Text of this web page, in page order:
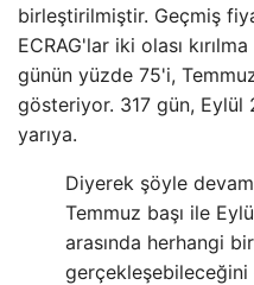
birleştirilmiştir. Geçmiş
ECRAG'lar iki olası
günün yüzde 75'i,
gösteriyor. 317 gün, Eylül
yarıya.
Diyerek şöyle
Temmuz başı ile
arasında herhangi